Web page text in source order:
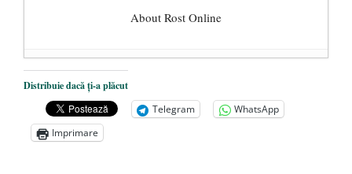
About Rost Online
Dezvăluiri cutremurătoare despre
președintele Ucrainei, Volodymyr
Zelensky
- 13 mai 2026
Statul care servește Națiunea
Distribuie dacă ți-a plăcut
Telegram
WhatsApp
Imprimare